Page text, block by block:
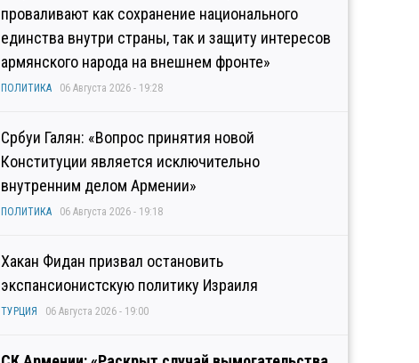
проваливают как сохранение национального
единства внутри страны, так и защиту интересов
армянского народа на внешнем фронте»
ПОЛИТИКА 06 Августа 2026 - 19:28
Србуи Галян: «Вопрос принятия новой
Конституции является исключительно
внутренним делом Армении»
ПОЛИТИКА 06 Августа 2026 - 19:18
Хакан Фидан призвал остановить
экспансионистскую политику Израиля
ТУРЦИЯ 06 Августа 2026 - 19:00